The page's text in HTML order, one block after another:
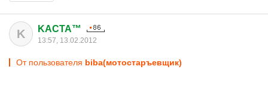
K KACTA™
13:57, 13.02.2012
От пользователя biba(мотостаръевщик)